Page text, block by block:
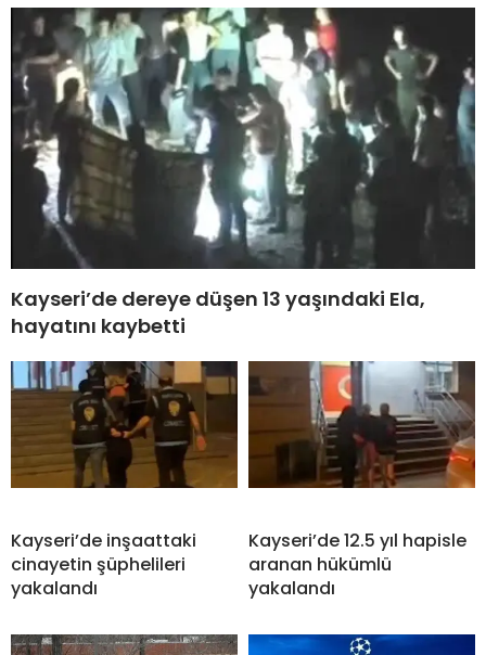
Kayseri’de dereye düşen 13 yaşındaki Ela,
hayatını kaybetti
Kayseri’de inşaattaki
cinayetin şüphelileri
yakalandı
Kayseri’de 12.5 yıl hapisle
aranan hükümlü
yakalandı